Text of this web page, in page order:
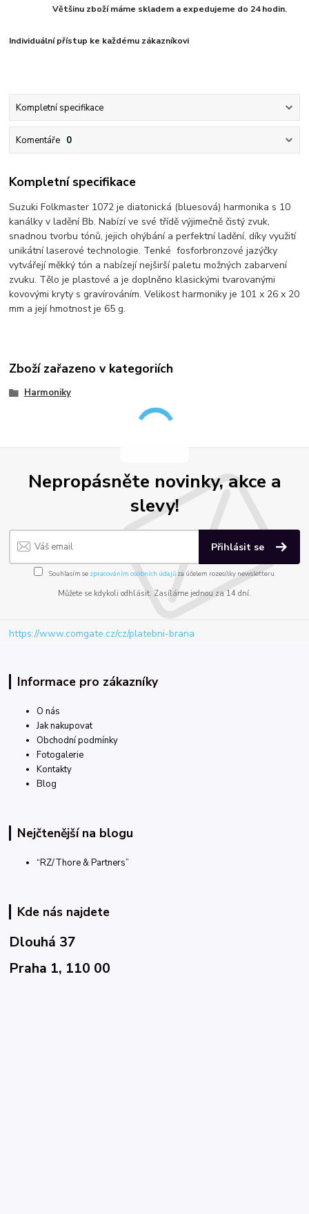
Většinu zboží máme skladem a expedujeme do 24 hodin.
Individuální přístup ke každému zákazníkovi
Kompletní specifikace
Komentáře 0
Kompletní specifikace
Suzuki Folkmaster 1072 je diatonická (bluesová) harmonika s 10
kanálky v ladění Bb. Nabízí ve své třídě výjimečně čistý zvuk,
snadnou tvorbu tónů, jejich ohýbání a perfektní ladění, díky využití
unikátní laserové technologie. Tenké fosforbronzové jazýčky
vytvářejí měkký tón a nabízejí nejširší paletu možných zabarvení
zvuku. Tělo je plastové a je doplněno klasickými tvarovanými
kovovými kryty s gravírováním. Velikost harmoniky je 101 x 26 x 20
mm a její hmotnost je 65 g.
Zboží zařazeno v kategoriích
Harmoniky
Nepropásněte novinky, akce a
slevy!
Přihlásit se
Souhlasím se zpracováním osobních údajůza účelem rozesílky newsletteru.
Můžete se kdykoli odhlásit. Zasíláme jednou za 14 dní.
https://www.comgate.cz/cz/platebni-brana
Informace pro zákazníky
O nás
Jak nakupovat
Obchodní podmínky
Fotogalerie
Kontakty
Blog
Nejčtenější na blogu
“RZ/Thore & Partners”
Kde nás najdete
Dlouhá 37
Praha 1, 110 00